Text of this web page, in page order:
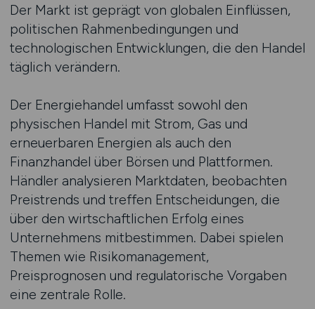
Der Markt ist geprägt von globalen Einflüssen,
politischen Rahmenbedingungen und
technologischen Entwicklungen, die den Handel
täglich verändern.
Der Energiehandel umfasst sowohl den
physischen Handel mit Strom, Gas und
erneuerbaren Energien als auch den
Finanzhandel über Börsen und Plattformen.
Händler analysieren Marktdaten, beobachten
Preistrends und treffen Entscheidungen, die
über den wirtschaftlichen Erfolg eines
Unternehmens mitbestimmen. Dabei spielen
Themen wie Risikomanagement,
Preisprognosen und regulatorische Vorgaben
eine zentrale Rolle.